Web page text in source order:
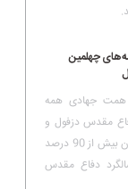
برنامه‌های چهلمین
همت جهادی همه
مقدس دزفول و
نهادهای ارزشی این شهرستان بیش از 90 درصد
دفاع مقدس